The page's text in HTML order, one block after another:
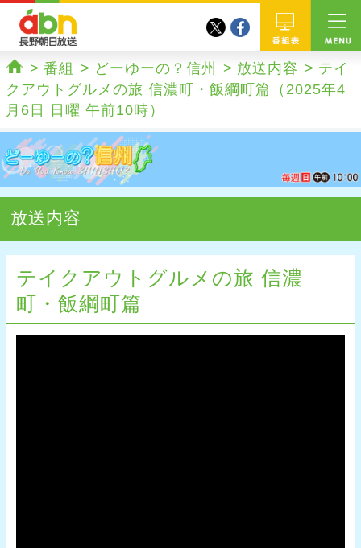
番組
twitterfacebook
ホーム
番組 どーゆーの？信州 放送内容
テイ
クアウトグルメの旅 信濃町・飯綱町篇（2025年4
月6日 日曜 午前10時）
放送内容
テイクアウトグルメの旅 信濃
町・飯綱町篇